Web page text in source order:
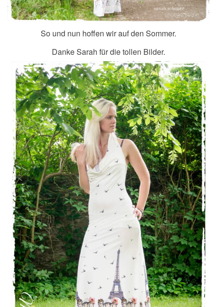
So und nun hoffen wir auf den Sommer.
Danke Sarah für die tollen Bilder.